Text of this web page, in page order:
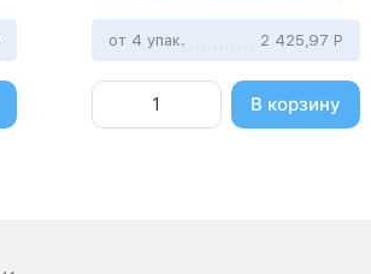
от 4 упак. 2 425,97 Р
В корзину